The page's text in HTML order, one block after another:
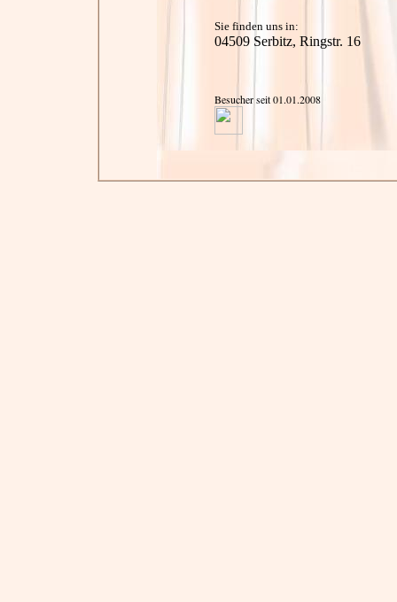
Sie finden uns in:
04509 Serbitz, Ringstr. 16
Besucher seit 01.01.2008